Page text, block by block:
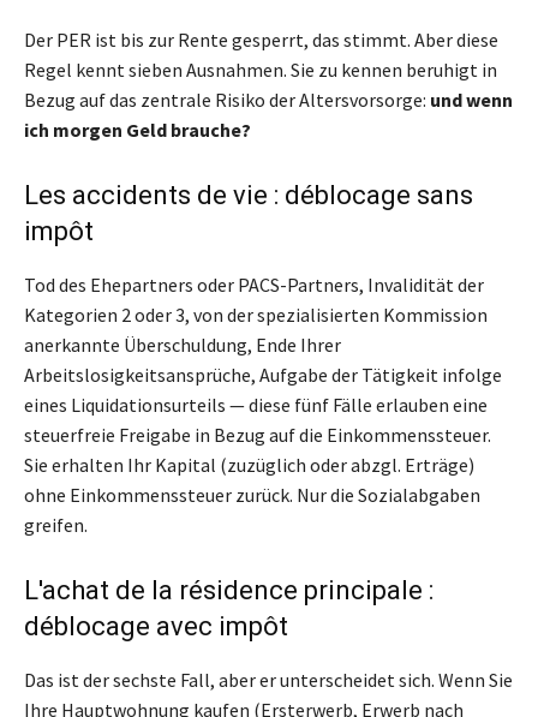
Der PER ist bis zur Rente gesperrt, das stimmt. Aber diese
Regel kennt sieben Ausnahmen. Sie zu kennen beruhigt in
Bezug auf das zentrale Risiko der Altersvorsorge: und wenn
ich morgen Geld brauche?
Les accidents de vie : déblocage sans
impôt
Tod des Ehepartners oder PACS-Partners, Invalidität der
Kategorien 2 oder 3, von der spezialisierten Kommission
anerkannte Überschuldung, Ende Ihrer
Arbeitslosigkeitsansprüche, Aufgabe der Tätigkeit infolge
eines Liquidationsurteils — diese fünf Fälle erlauben eine
steuerfreie Freigabe in Bezug auf die Einkommenssteuer.
Sie erhalten Ihr Kapital (zuzüglich oder abzgl. Erträge)
ohne Einkommenssteuer zurück. Nur die Sozialabgaben
greifen.
L'achat de la résidence principale :
déblocage avec impôt
Das ist der sechste Fall, aber er unterscheidet sich. Wenn Sie
Ihre Hauptwohnung kaufen (Ersterwerb, Erwerb nach